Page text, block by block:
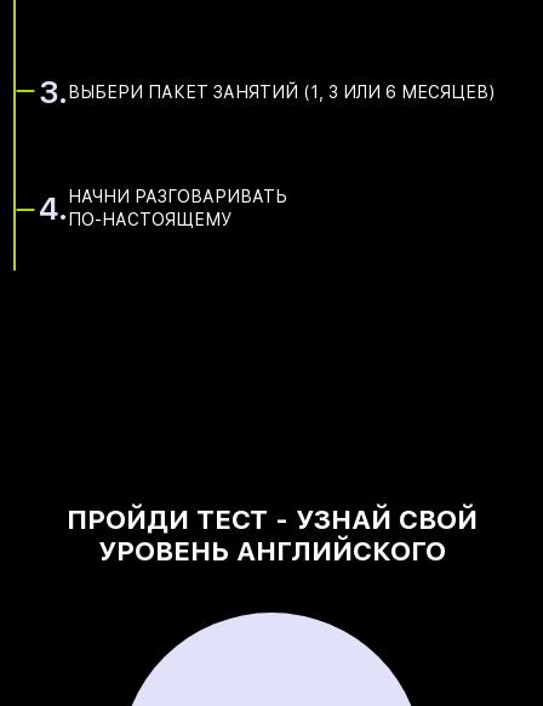
3.ВЫБЕРИ ПАКЕТ ЗАНЯТИЙ (1, 3 ИЛИ 6 МЕСЯЦЕВ)
4. НАЧНИ РАЗГОВАРИВАТЬ
ПО-НАСТОЯЩЕМУ
ПРОЙДИ ТЕСТ - УЗНАЙ СВОЙ
УРОВЕНЬ АНГЛИЙСКОГО